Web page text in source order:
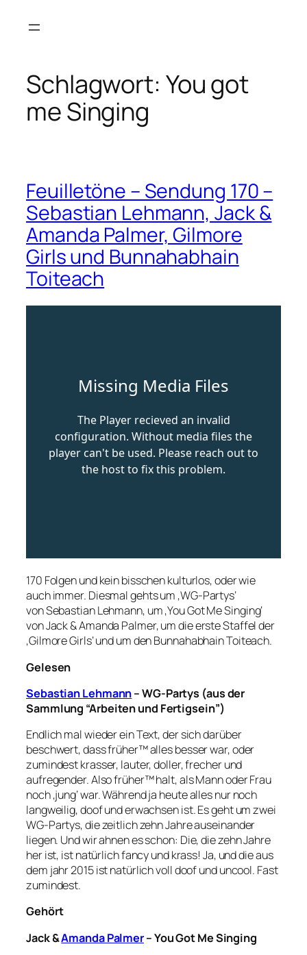
Inhalt
Schlagwort: You got
me Singing
Feuilletöne – Sendung 170 –
Sebastian Lehmann, Jack &
Amanda Palmer, Gilmore
Girls und Bunnahabhain
Toiteach
170 Folgen und kein bisschen kulturlos, oder wie
auch immer. Diesmal gehts um ‚WG-Partys‘
von Sebastian Lehmann, um ‚You Got Me Singing‘
von Jack & Amanda Palmer, um die erste Staffel der
‚Gilmore Girls‘ und um den Bunnahabhain Toiteach.
Gelesen
Sebastian Lehmann– WG-Partys (aus der
Sammlung “Arbeiten und Fertigsein”)
Endlich mal wieder ein Text, der sich darüber
beschwert, dass früher™ alles besser war, oder
zumindest krasser, lauter, doller, frecher und
aufregender. Also früher™ halt, als Mann oder Frau
noch ‚jung‘ war. Während ja heute alles nur noch
langweilig, doof und erwachsen ist. Es geht um zwei
WG-Partys, die zeitlich zehn Jahre auseinander
liegen. Und wir ahnen es schon: Die, die zehn Jahre
her ist, ist natürlich fancy und krass! Ja, und die aus
dem jahr 2015 ist natürlich voll doof und uncool. Fast
zumindest.
Gehört
Jack &Amanda Palmer– You Got Me Singing